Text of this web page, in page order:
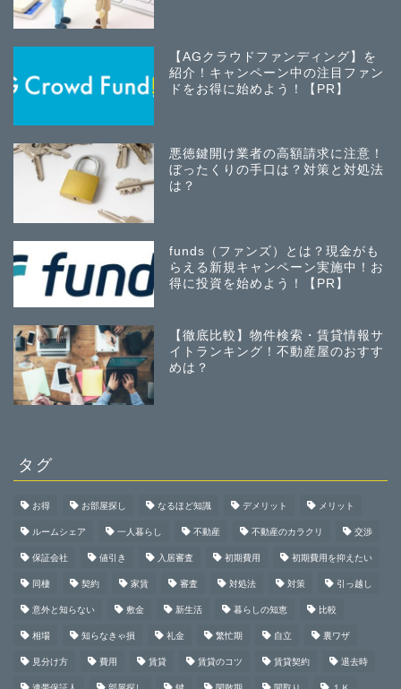
【AGクラウドファンディング】を
紹介！キャンペーン中の注目ファン
ドをお得に始めよう！【PR】
悪徳鍵開け業者の高額請求に注意！
ぼったくりの手口は？対策と対処法
は？
funds（ファンズ）とは？現金がも
らえる新規キャンペーン実施中！お
得に投資を始めよう！【PR】
【徹底比較】物件検索・賃貸情報サ
イトランキング！不動産屋のおすす
めは？
タグ
お得 お部屋探し なるほど知識 デメリット メリット
ルームシェア 一人暮らし 不動産 不動産のカラクリ 交渉
保証会社 値引き 入居審査 初期費用 初期費用を抑えたい
同棲 契約 家賃 審査 対処法 対策 引っ越し
意外と知らない 敷金 新生活 暮らしの知恵 比較
相場 知らなきゃ損 礼金 繁忙期 自立 裏ワザ
見分け方 費用 賃貸 賃貸のコツ 賃貸契約 退去時